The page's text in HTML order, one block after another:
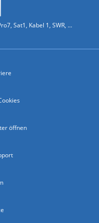
Sat1, Kabel 1, SWR, ...
öffnen